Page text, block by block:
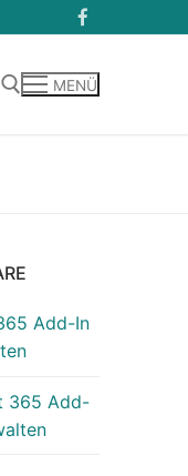
MENÜ
Add-In
365 Add-